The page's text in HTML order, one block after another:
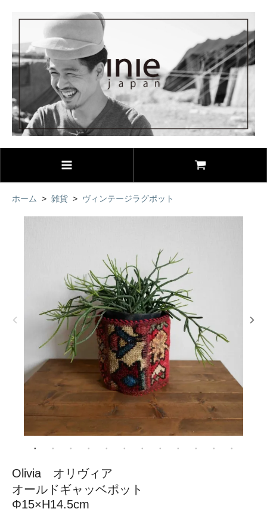
ホーム > 雑貨 > ヴィンテージラグポット
Olivia オリヴィア
オールドギャッベポット
Φ15×H14.5cm